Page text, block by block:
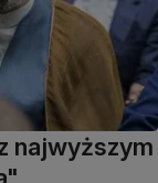
najwyższym